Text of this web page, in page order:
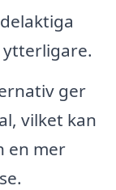
ytterligare.
ger
vilket kan
en mer